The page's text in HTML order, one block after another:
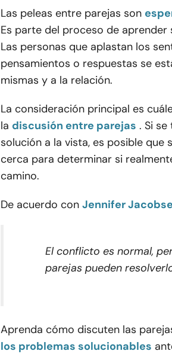
Las peleas entre parejas son
Es parte del proceso de
Las personas que aplastan los
pensamientos o respuestas se
mismas y a la relación.
La consideración principal es
la discusión entre parejas . Si
solución a la vista, es posible que
cerca para determinar si
camino.
De acuerdo con Jennifer
El conflicto es normal,
parejas pueden
Aprenda cómo discuten las
los problemas solucionables